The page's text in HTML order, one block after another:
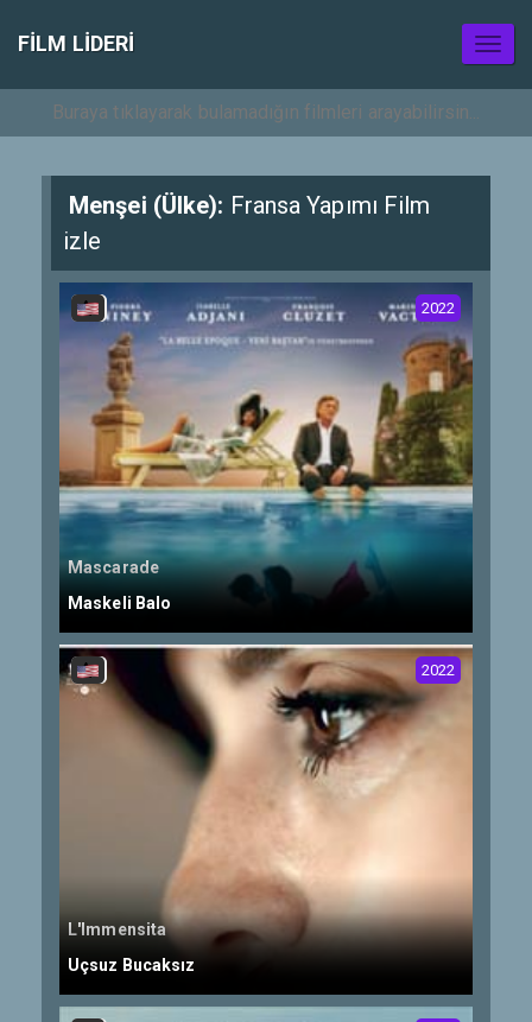
FILM LIDERI
Menşei (Ülke): Fransa Yapımı Film
izle
Mascarade
Maskeli Balo
2022
L'Immensita
Uçsuz Bucaksız
2022